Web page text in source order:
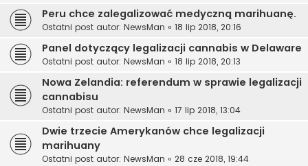
Peru chce zalegalizować medyczną marihuanę.
Ostatni post autor: NewsMan « 18 lip 2018, 20:16
Panel dotyczący legalizacji cannabis w Delaware
Ostatni post autor: NewsMan « 18 lip 2018, 20:13
Nowa Zelandia: referendum w sprawie legalizacji
cannabisu
Ostatni post autor: NewsMan « 17 lip 2018, 13:04
Dwie trzecie Amerykanów chce legalizacji
marihuany
Ostatni post autor: NewsMan « 28 cze 2018, 19:44